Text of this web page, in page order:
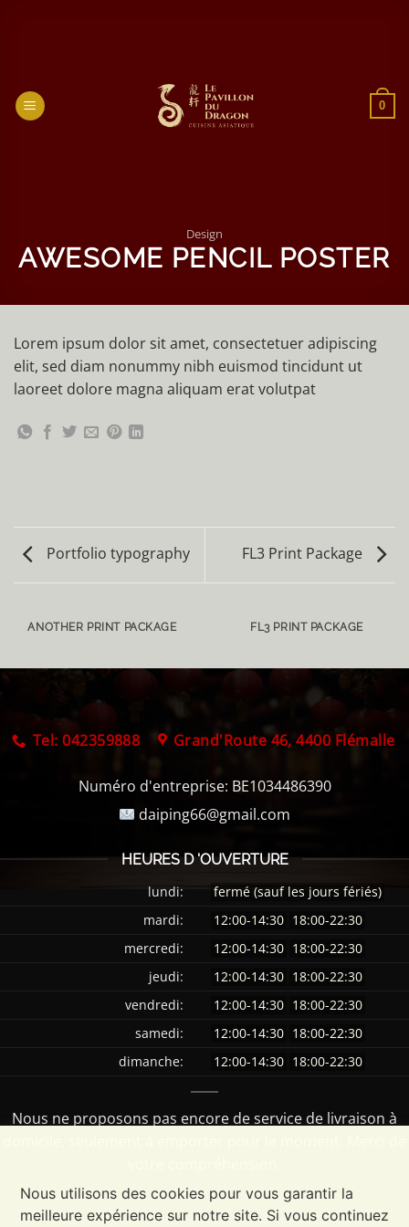
0
Design
AWESOME PENCIL POSTER
Lorem ipsum dolor sit amet, consectetuer adipiscing
elit, sed diam nonummy nibh euismod tincidunt ut
laoreet dolore magna aliquam erat volutpat
Portfolio typography FL3 Print Package
ANOTHER PRINT PACKAGE FL3 PRINT PACKAGE
Tel: 042359888 Grand'Route 46, 4400 Flémalle
Numéro d'entreprise: BE1034486390
daiping66@gmail.com
HEURES D 'OUVERTURE
lundi:
fermé (sauf les jours fériés)
mardi:
12:00-14:30 18:00-22:30
mercredi:
12:00-14:30 18:00-22:30
jeudi:
12:00-14:30 18:00-22:30
vendredi:
12:00-14:30 18:00-22:30
samedi:
12:00-14:30 18:00-22:30
dimanche:
12:00-14:30 18:00-22:30
Nous ne proposons pas encore de service de livraison à
Nous utilisons des cookies pour vous garantir la
meilleure expérience sur notre site. Si vous continuez